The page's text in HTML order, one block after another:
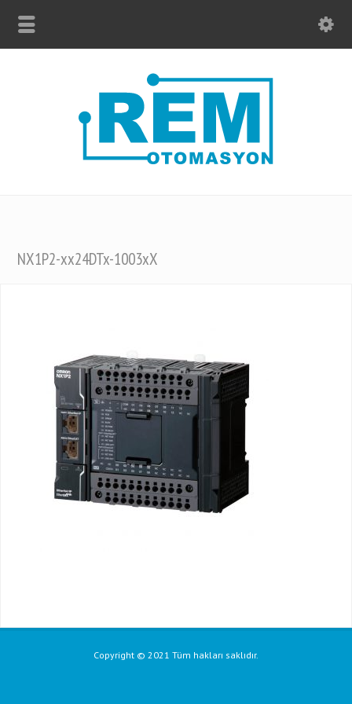
NX1P2-xx24DTx-1003xX
Copyright © 2021 Tüm hakları saklıdır.